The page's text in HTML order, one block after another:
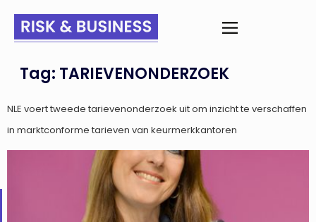
Tag: TARIEVENONDERZOEK
NLE voert tweede tarievenonderzoek uit om inzicht te verschaffen
in marktconforme tarieven van keurmerkkantoren